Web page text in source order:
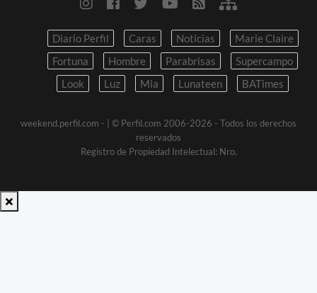
Diario Perfil Caras Noticias
Marie Claire
Fortuna
Hombre Parabrisas
Supercampo
Look
Luz Mia Lunateen BATimes
weekend.perfil.com -
| © Perfil.com 2006-2026 - Todos los derechos
reservados
Registro de Propiedad Intelectual: Nro.